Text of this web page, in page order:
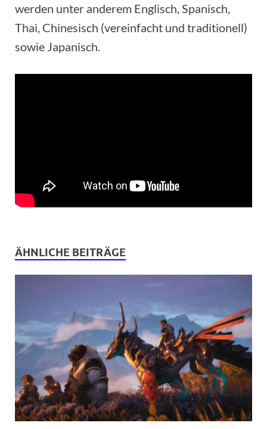
werden unter anderem Englisch, Spanisch,
Thai, Chinesisch (vereinfacht und traditionell)
sowie Japanisch.
ÄHNLICHE BEITRÄGE